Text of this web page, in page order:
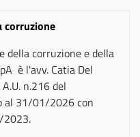
corruzione
della corruzione e della
è l'avv. Catia Del
n.216 del
al 31/01/2026 con
2023.